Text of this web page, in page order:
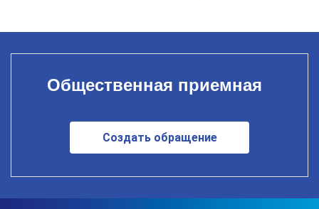
Общественная приемная
Создать обращение